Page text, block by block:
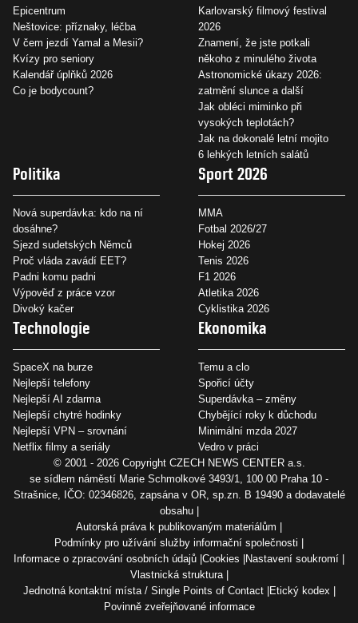
Epicentrum
Neštovice: příznaky, léčba
V čem jezdí Yamal a Mesii?
Kvízy pro seniory
Kalendář úplňků 2026
Co je bodycount?
Karlovarský filmový festival
2026
Znamení, že jste potkali
někoho z minulého života
Astronomické úkazy 2026:
zatmění slunce a další
Jak obléci miminko při
vysokých teplotách?
Jak na dokonalé letní mojito
6 lehkých letních salátů
Politika
Nová superdávka: kdo na ní
dosáhne?
Sjezd sudetských Němců
Proč vláda zavádí EET?
Padni komu padni
Výpověď z práce vzor
Divoký kačer
Sport 2026
MMA
Fotbal 2026/27
Hokej 2026
Tenis 2026
F1 2026
Atletika 2026
Cyklistika 2026
Technologie
SpaceX na burze
Nejlepší telefony
Nejlepší AI zdarma
Nejlepší chytré hodinky
Nejlepší VPN – srovnání
Netflix filmy a seriály
Ekonomika
Temu a clo
Spořicí účty
Superdávka – změny
Chybějící roky k důchodu
Minimální mzda 2027
Vedro v práci
© 2001 - 2026 Copyright CZECH NEWS CENTER a.s.
se sídlem náměstí Marie Schmolkové 3493/1, 100 00 Praha 10 -
Strašnice, IČO: 02346826, zapsána v OR, sp.zn. B 19490 a dodavatelé
obsahu
Autorská práva k publikovaným materiálům
Podmínky pro užívání služby informační společnosti
Informace o zpracování osobních údajů Cookies Nastavení soukromí
Vlastnická struktura
Jednotná kontaktní místa / Single Points of Contact Etický kodex
Povinně zveřejňované informace